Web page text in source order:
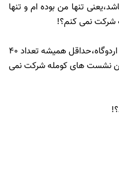
تنها من بوده ام و تنها
نمی کنم؟!
به شهادت و گواه بخش زیادی از ساکنین اردوگاه،حداقل همیشه تعداد 40
این نشست های کومله شرکت نمی